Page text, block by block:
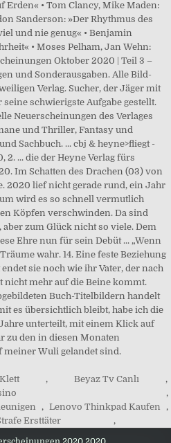
, Beyaz Tv Canlı
,
,
, Lenovo Thinkpad Kaufen
,
Ersttäter
,